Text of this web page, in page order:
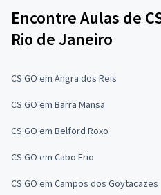
Encontre Aulas de
Rio de Janeiro
CS GO em Angra dos Reis
CS GO em Barra Mansa
CS GO em Belford Roxo
CS GO em Cabo Frio
CS GO em Campos dos Goytacazes